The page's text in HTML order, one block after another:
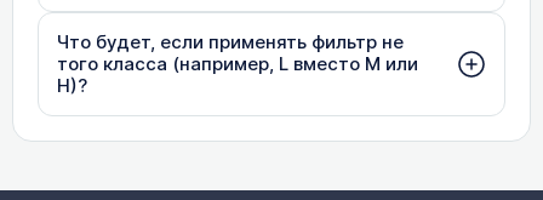
Что будет, если применять фильтр не
того класса (например, L вместо M или
H)?